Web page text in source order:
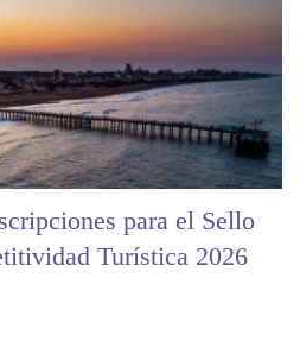
para el Sello
Turística 2026